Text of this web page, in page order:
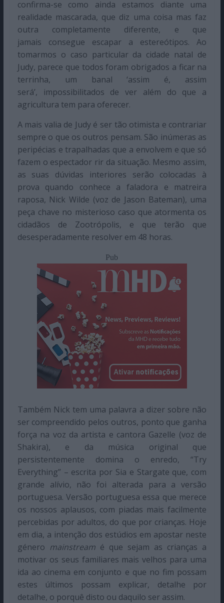
confirma-se como ainda estamos diante uma
realidade mascarada, que diz uma coisa mas faz
outra completamente diferente, e que
jamais consegue escapar a estereótipos. Ao
tomarmos o caso particular da cidade natal de
Judy, parece que todos foram obrigados a ficar na
terrinha, um banal ‘assim é, assim
será’, impossibilitados de ver além do que a
agricultura tem para oferecer.
A mais valia de Judy é ser tão otimista e contrariar
sempre o que os outros pensam. São inúmeras as
peripécias e trapalhadas que a envolvem e que só
fazem o espectador rir da situação. Mesmo assim,
as suas dúvidas interiores serão colocadas à
prova quando conhece a faladora e matreira
raposa, Nick Wilde (voz de Jason Bateman), uma
peça chave no misterioso caso que atormenta os
cidadãos de Zootrópolis, e que terão que
desesperadamente resolver em 48 horas.
Pub
Também Nick tem uma palavra a dizer sobre não
ser compreendido pelos outros, ponto que ganha
força na voz da artista e cantora Gazelle (voz de
Shakira), e da música original que
persistentemente domina o enredo, “Try
Everything” – escrita por Sia e Stargate que, com
grande alívio, não foi alterada para a versão
portuguesa. Versão portuguesa essa que merece
os nossos aplausos, com piadas mais facilmente
percebidas por adultos, do que por crianças. Hoje
em dia, a intenção dos estúdios em apostar neste
género mainstream é que sejam as crianças a
motivar os seus familiares mais velhos para uma
ida ao cinema em conjunto e que no fim possam
estes últimos possam explicar, detalhe por
detalhe, o porquê disto ou daquilo ser assim.